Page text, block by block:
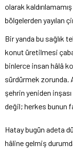
olarak
bölgelerden yayılan
Bir yanda bu sağlık
konut üretilmesi
binlerce insan hâlâ
sürdürmek zorunda.
şehrin yeniden
değil; herkes bunun
Hatay bugün adeta
hâline gelmiş